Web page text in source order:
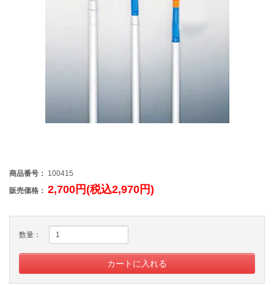
商品番号： 100415
販売価格： 2,700円(税込2,970円)
数量：